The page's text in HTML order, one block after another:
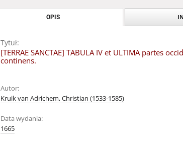
OPIS
Tytuł:
[TERRAE SANCTAE] TABULA IV et ULTIMA partes
continens.
Autor:
Kruik van Adrichem, Christian (1533-1585)
Data wydania:
1665